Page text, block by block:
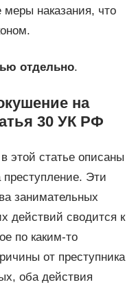
наказания, что
отдельно.
на
30 УК РФ
этой статье описаны
преступление. Эти
занимательных
действий сводится к
по каким-то
от преступника
оба действия